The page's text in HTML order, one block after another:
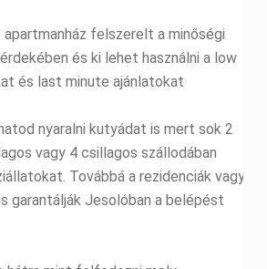
apartmanház felszerelt a minőségi
és ki lehet használni a low
és last minute ajánlatokat
nyaralni kutyádat is mert sok 2
vagy 4 csillagos szállodában
Továbbá a rezidenciák vagy
garantálják Jesolóban a belépést